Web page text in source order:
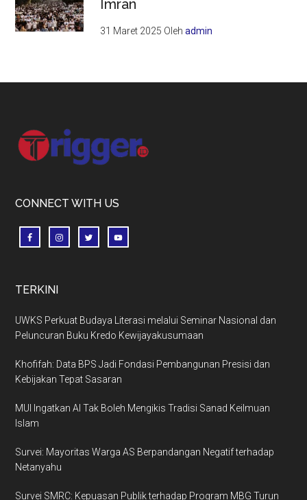
Imran
31 Maret 2025 Olehadmin
Footer
CONNECT WITH US
TERKINI
UWKS Perkuat Budaya Literasi melalui Seminar Nasional dan
Peluncuran Buku Kredo Kewijayakusumaan
Khofifah: Data BPS Jadi Fondasi Pembangunan Presisi dan
Kebijakan Tepat Sasaran
MUI Ingatkan AI Tak Boleh Mengikis Tradisi Sanad Keilmuan
Islam
Survei: Mayoritas Warga AS Berpandangan Negatif terhadap
Netanyahu
Survei SMRC: Kepuasan Publik terhadap Program MBG Turun